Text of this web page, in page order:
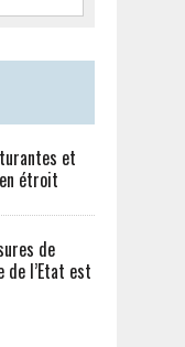
et
étroit
de
l’Etat est